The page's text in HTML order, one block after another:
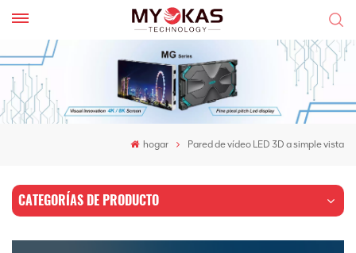
hogar Pared de vídeo LED 3D a simple vista
CATEGORÍAS DE PRODUCTO